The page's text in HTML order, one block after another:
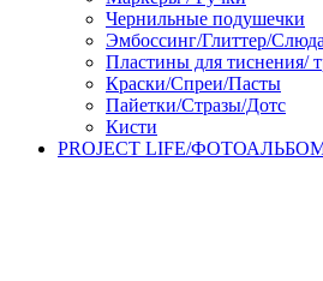
Чернильные подушечки
Эмбоссинг/Глиттер/
Пластины для тиснения/
Краски/Спреи/Пасты
Пайетки/Стразы/Дотс
Кисти
PROJECT LIFE/